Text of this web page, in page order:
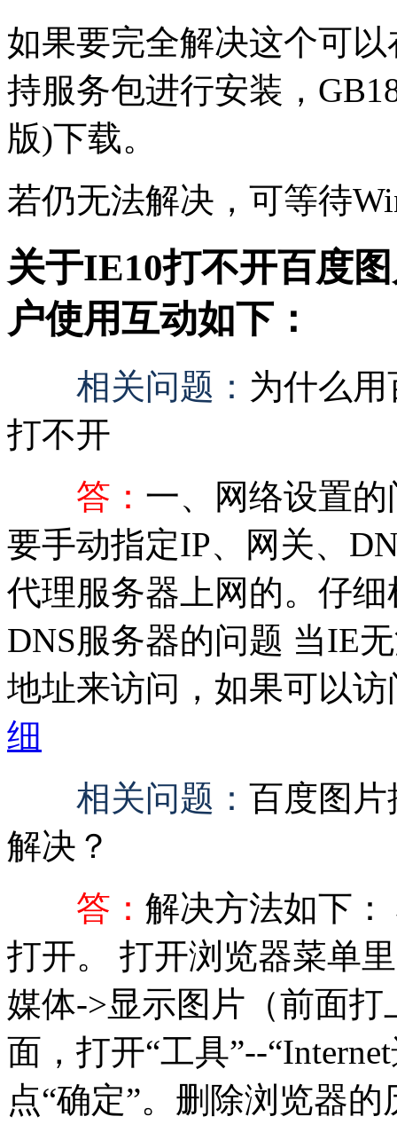
如果要完全解决这个可
持服务包进行安装，
版)下载。
若仍无法解决，可等待
关于IE10打不开百度
户使用互动如下：
相关问题： 为什么
打不开
答： 一、网络设置
要手动指定IP、网关、
代理服务器上网的。仔
DNS服务器的问题 当IE
地址来访问，如果可以
细
相关问题： 百度图
解决？
答： 解决方法如下
打开。 打开浏览器菜单
媒体->显示图片（前面
面，打开“工具”--
点“确定”。删除浏览器